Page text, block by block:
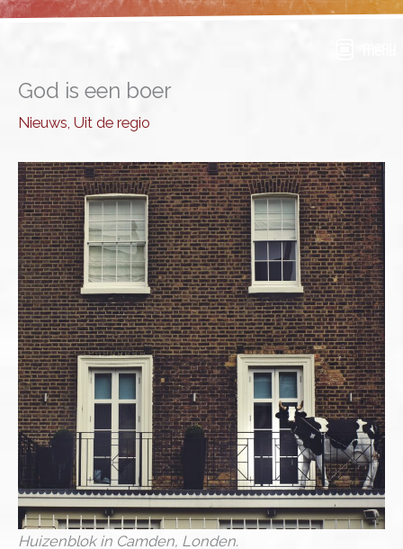
Ga
inhoud
God is een boer
Nieuws Uit de regio
Huizenblok in Camden, Londen.